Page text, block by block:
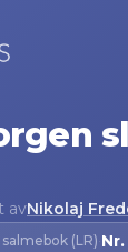
avNikolaj
(LR)·Nr.